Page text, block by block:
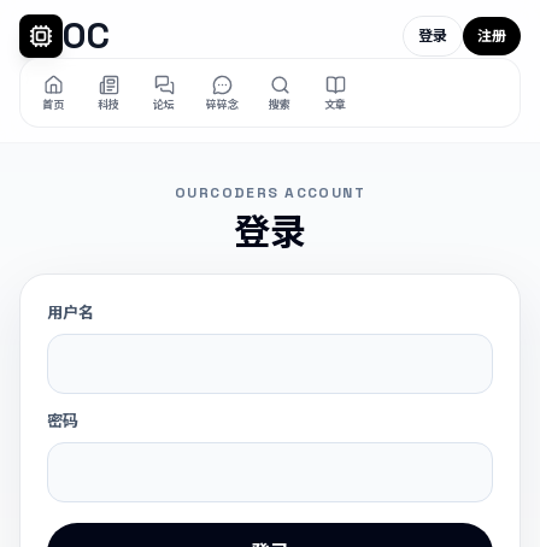
OC
首页 科技 论坛 碎碎念 搜索 文章
登录 注册
OURCODERS ACCOUNT
登录
用户名
密码